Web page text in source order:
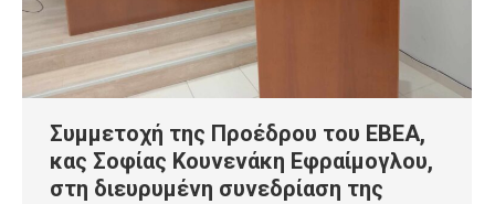
Συμμετοχή της Προέδρου του ΕΒΕΑ,
κας Σοφίας Κουνενάκη Εφραίμογλου,
στη διευρυμένη συνεδρίαση της